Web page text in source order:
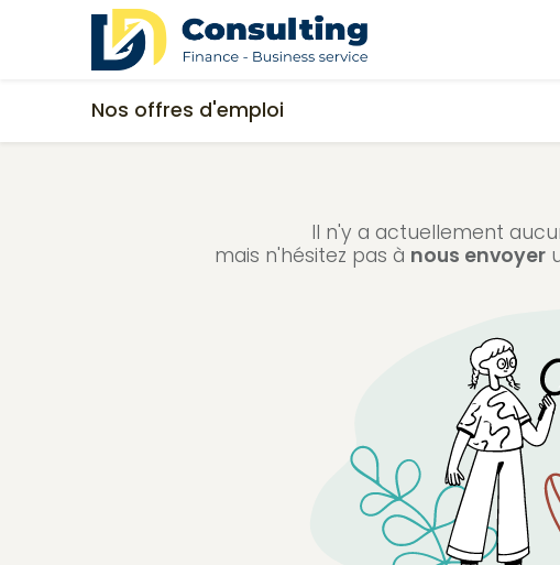
Se rendre au contenu
Nos offres d'emploi
Il n'y a actuellement
mais n'hésitez pas à nous envoyer